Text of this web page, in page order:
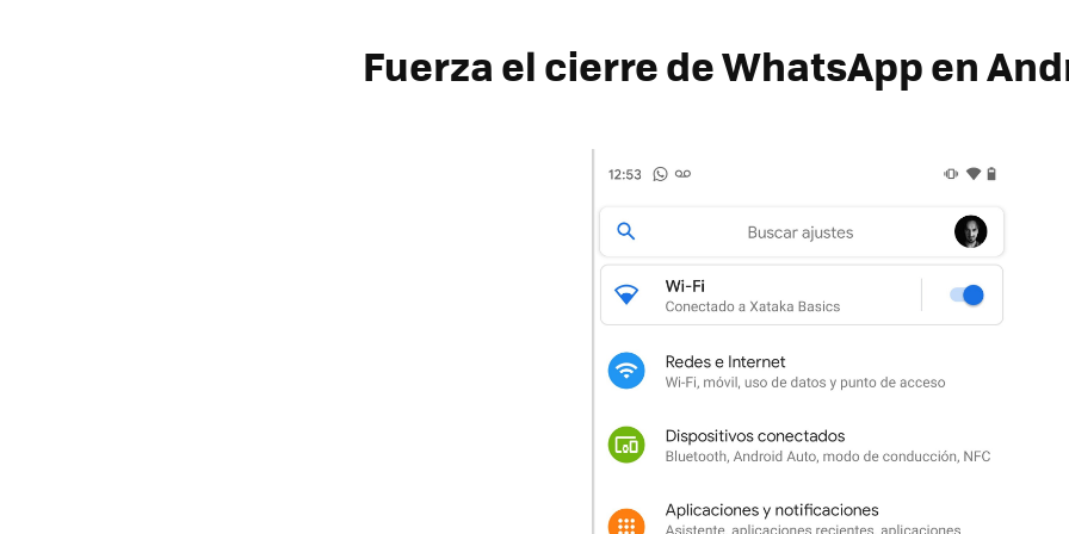
Fuerza el cierre de WhatsApp en